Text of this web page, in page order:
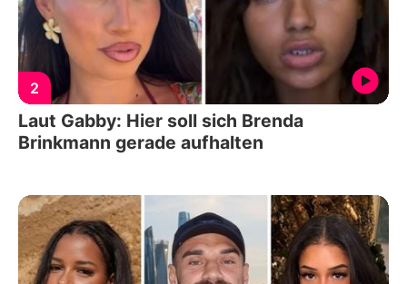
2
Laut Gabby: Hier soll sich Brenda
Brinkmann gerade aufhalten